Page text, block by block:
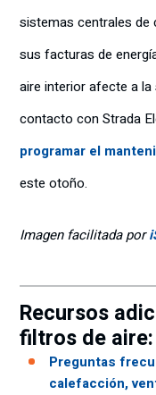
sistemas centrales de
sus facturas de
aire interior afecte a
contacto con Strada
programar el
este otoño.
Imagen facilitada por
Recursos
filtros de aire:
Preguntas
calefacción,